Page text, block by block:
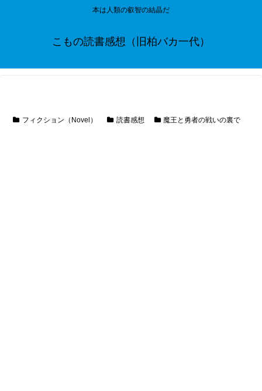
本は人類の叡智の結晶だ
こもの読書感想（旧柏バカ一代）
フィクション（Novel） 読書感想 魔王と勇者の戦いの裏で